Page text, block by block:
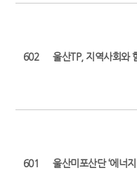
602 울산TP, 지역사회와
601 울산미포산단 ‘에너